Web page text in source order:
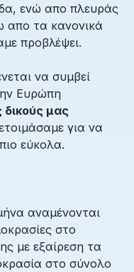
ενώ απο πλευράς
απο τα κανονικά
προβλέψει.
να συμβεί
Ευρώπη
δικούς μας
για να
εύκολα.
αναμένονται
στο
με εξαίρεση τα
στο σύνολο